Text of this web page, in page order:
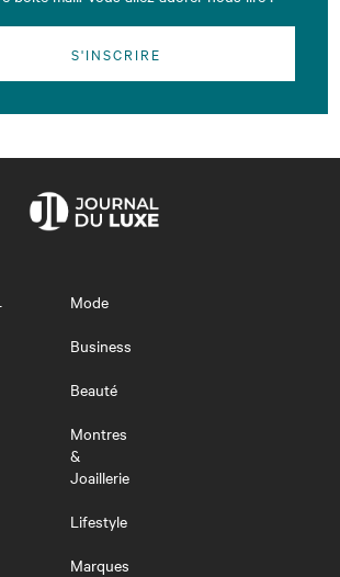
S'INSCRIRE
Mode
Business
Beauté
Montres
&
Joaillerie
Lifestyle
Marques